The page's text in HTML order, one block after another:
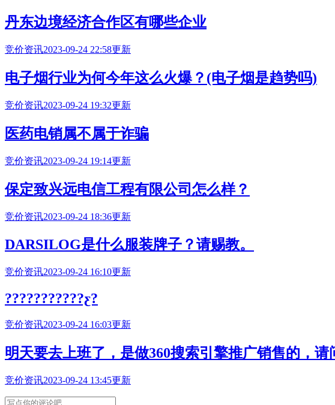
丹东边境经济合作区有哪些企业
竞价资讯2023-09-24 22:58更新
电子烟行业为何今年这么火爆？(电子烟是趋势吗)
竞价资讯2023-09-24 19:32更新
医药电销属不属于诈骗
竞价资讯2023-09-24 19:14更新
保定致兴远电信工程有限公司怎么样？
竞价资讯2023-09-24 18:36更新
DARSILOG是什么服装牌子？请赐教。
竞价资讯2023-09-24 16:10更新
???????????ƹ?
竞价资讯2023-09-24 16:03更新
明天要去上班了，是做360搜索引擎推广销售的，
竞价资讯2023-09-24 13:45更新